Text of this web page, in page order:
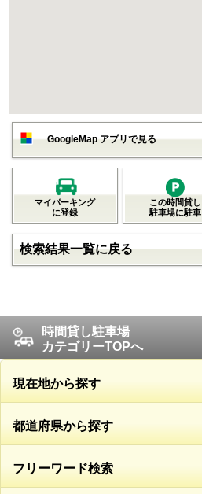
GoogleMap アプリで見る
マイパーキング
に登録
この時間貸し
駐車場に駐車
検索結果一覧に戻る
時間貸し駐車場
カテゴリーTOPへ
現在地から探す
都道府県から探す
フリーワード検索